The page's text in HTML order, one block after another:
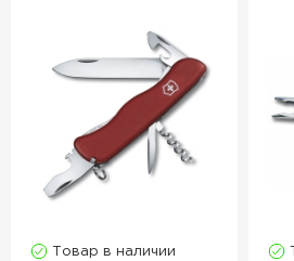
Товар в наличии